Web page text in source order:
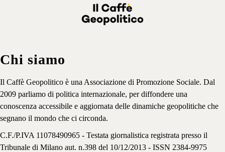
Chi siamo
Il Caffè Geopolitico è una Associazione di Promozione Sociale. Dal
2009 parliamo di politica internazionale, per diffondere una
conoscenza accessibile e aggiornata delle dinamiche geopolitiche che
segnano il mondo che ci circonda.
C.F./P.IVA 11078490965 - Testata giornalistica registrata presso il
Tribunale di Milano aut. n.398 del 10/12/2013 - ISSN 2384-9975